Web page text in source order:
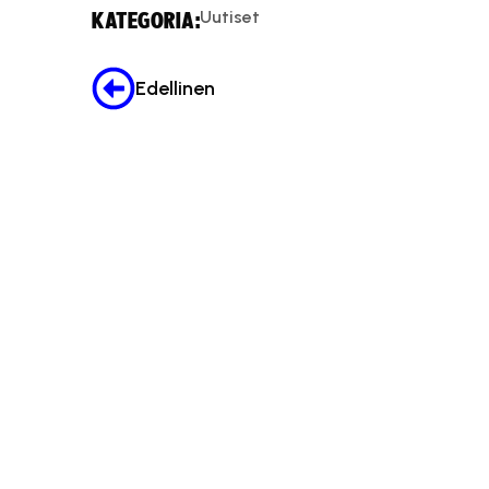
KATEGORIA:Uutiset
Edellinen